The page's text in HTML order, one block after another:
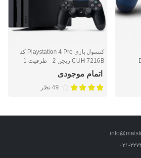
کنسول بازی Playstation 4 Pro کد
CUH 7216B ریجن 2 - ظرفیت 1
ترابایت
اتمام موجودی
49 نظر